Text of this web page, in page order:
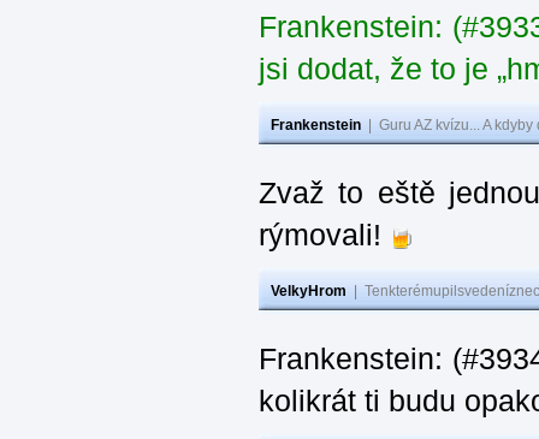
Frankenstein:
jsi dodat, že to je
Frankenstein Guru AZ kvízu... A
Zvaž to eště
rýmovali!
VelkyHrom
Frankenstein:
kolikrát ti budu